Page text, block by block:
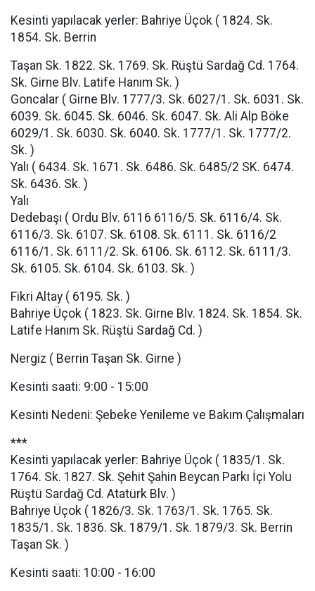
Kesinti yapılacak yerler: Bahriye Üçok ( 1824. Sk.
1854. Sk. Berrin
Taşan Sk. 1822. Sk. 1769. Sk. Rüştü Sardağ Cd. 1764.
Sk. Girne Blv. Latife Hanım Sk. )
Goncalar ( Girne Blv. 1777/3. Sk. 6027/1. Sk. 6031. Sk.
6039. Sk. 6045. Sk. 6046. Sk. 6047. Sk. Ali Alp Böke
6029/1. Sk. 6030. Sk. 6040. Sk. 1777/1. Sk. 1777/2.
Sk. )
Yalı ( 6434. Sk. 1671. Sk. 6486. Sk. 6485/2 SK. 6474.
Sk. 6436. Sk. )
Yalı
Dedebaşı ( Ordu Blv. 6116 6116/5. Sk. 6116/4. Sk.
6116/3. Sk. 6107. Sk. 6108. Sk. 6111. Sk. 6116/2
6116/1. Sk. 6111/2. Sk. 6106. Sk. 6112. Sk. 6111/3.
Sk. 6105. Sk. 6104. Sk. 6103. Sk. )
Fikri Altay ( 6195. Sk. )
Bahriye Üçok ( 1823. Sk. Girne Blv. 1824. Sk. 1854. Sk.
Latife Hanım Sk. Rüştü Sardağ Cd. )
Nergiz ( Berrin Taşan Sk. Girne )
Kesinti saati: 9:00 - 15:00
Kesinti Nedeni: Şebeke Yenileme ve Bakım Çalışmaları
***
Kesinti yapılacak yerler: Bahriye Üçok ( 1835/1. Sk.
1764. Sk. 1827. Sk. Şehit Şahin Beycan Parkı İçi Yolu
Rüştü Sardağ Cd. Atatürk Blv. )
Bahriye Üçok ( 1826/3. Sk. 1763/1. Sk. 1765. Sk.
1835/1. Sk. 1836. Sk. 1879/1. Sk. 1879/3. Sk. Berrin
Taşan Sk. )
Kesinti saati: 10:00 - 16:00